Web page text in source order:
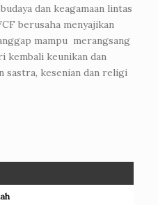
dan keagamaan lintas
berusaha menyajikan
mampu merangsang
kembali keunikan dan
sastra, kesenian dan religi